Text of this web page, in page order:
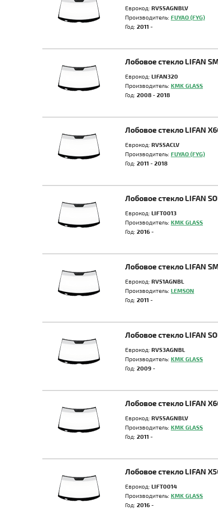
Еврокод: RV55AGNBLV
Производитель: FUYAO (FYG)
Год: 2011 -
Лобовое стекло LIFAN
Еврокод: LIFAN320
Производитель: KMK GLASS
Год: 2008 - 2018
Лобовое стекло LIFAN
Еврокод: RV55ACLV
Производитель: FUYAO (FYG)
Год: 2011 - 2018
Лобовое стекло LIFAN
Еврокод: LIFT0013
Производитель: KMK GLASS
Год: 2016 -
Лобовое стекло LIFAN
Еврокод: RV51AGNBL
Производитель: LEMSON
Год: 2011 -
Лобовое стекло LIFAN
Еврокод: RV53AGNBL
Производитель: KMK GLASS
Год: 2009 -
Лобовое стекло LIFAN
Еврокод: RV55AGNBLV
Производитель: KMK GLASS
Год: 2011 -
Лобовое стекло LIFAN
Еврокод: LIFT0014
Производитель: KMK GLASS
Год: 2016 -